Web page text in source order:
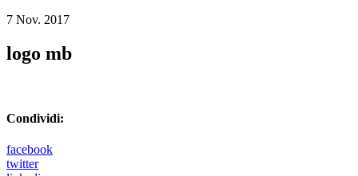
7 Nov. 2017
logo mb
Condividi:
facebook
twitter